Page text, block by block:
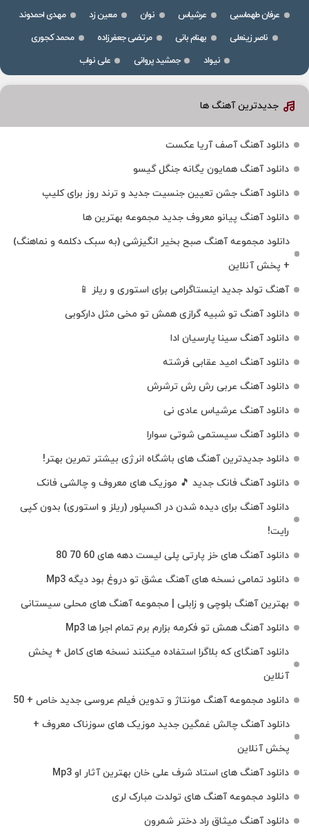
عرفان طهماسبی
عرشیاس نوان معین زد
مهدی احمدوند
ناصر زینعلی
بهنام بانی مرتضی جعفرزاده
محمد کجوری
نیواد
جمشید پروانی علی نواب
جدیدترین آهنگ ها
دانلود آهنگ آصف آریا عکست
دانلود آهنگ همایون یگانه جنگل گیسو
دانلود آهنگ جشن تعیین جنسیت جدید و ترند روز برای کلیپ
دانلود آهنگ پیانو معروف جدید مجموعه بهترین ها
دانلود مجموعه آهنگ صبح بخیر انگیزشی (به سبک دکلمه و نماهنگ)
+ پخش آنلاین
آهنگ تولد جدید اینستاگرامی برای استوری و ریلز 📱
دانلود آهنگ تو شبیه گرازی همش تو مخی مثل دارکوبی
دانلود آهنگ سینا پارسیان ادا
دانلود آهنگ امید عقابی فرشته
دانلود آهنگ عربی رش رش ترشرش
دانلود آهنگ عرشیاس عادی نی
دانلود آهنگ سیستمی شوتی سوارا
دانلود جدیدترین آهنگ‌ های باشگاه انرژی بیشتر تمرین بهتر!
دانلود آهنگ فانک جدید 🎵 موزیک‌ های معروف و چالشی فانک
دانلود آهنگ برای دیده شدن در اکسپلور (ریلز و استوری) بدون کپی
رایت!
دانلود آهنگ های خز پارتی پلی لیست دهه های 60 70 80
دانلود تمامی نسخه های آهنگ عشق تو دروغ بود دیگه Mp3
بهترین آهنگ بلوچی و زابلی | مجموعه آهنگ‌ های محلی سیستانی
دانلود آهنگ همش تو فکرمه بزارم برم تمام اجرا ها Mp3
دانلود آهنگای که بلاگرا استفاده میکنند نسخه های کامل + پخش
آنلاین
دانلود مجموعه آهنگ مونتاژ و تدوین فیلم عروسی جدید خاص + 50
دانلود آهنگ چالش غمگین جدید موزیک های سوزناک معروف +
پخش آنلاین
دانلود آهنگ های استاد شرف علی خان بهترین آثار او Mp3
دانلود مجموعه آهنگ های تولدت مبارک لری
دانلود آهنگ میثاق راد دختر شمرون